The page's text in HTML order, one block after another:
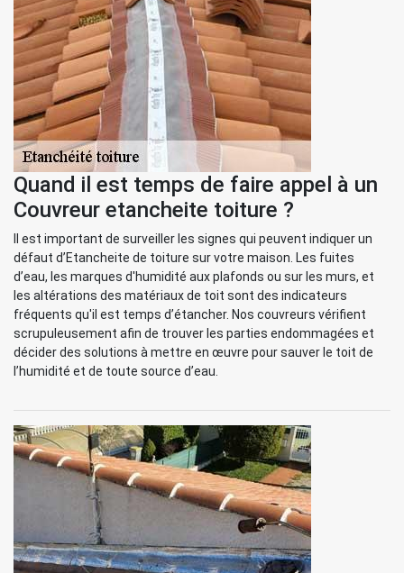
Quand il est temps de faire appel à un
Couvreur etancheite toiture ?
Il est important de surveiller les signes qui peuvent indiquer un
défaut d’Etancheite de toiture sur votre maison. Les fuites
d’eau, les marques d'humidité aux plafonds ou sur les murs, et
les altérations des matériaux de toit sont des indicateurs
fréquents qu'il est temps d’étancher. Nos couvreurs vérifient
scrupuleusement afin de trouver les parties endommagées et
décider des solutions à mettre en œuvre pour sauver le toit de
l’humidité et de toute source d’eau.